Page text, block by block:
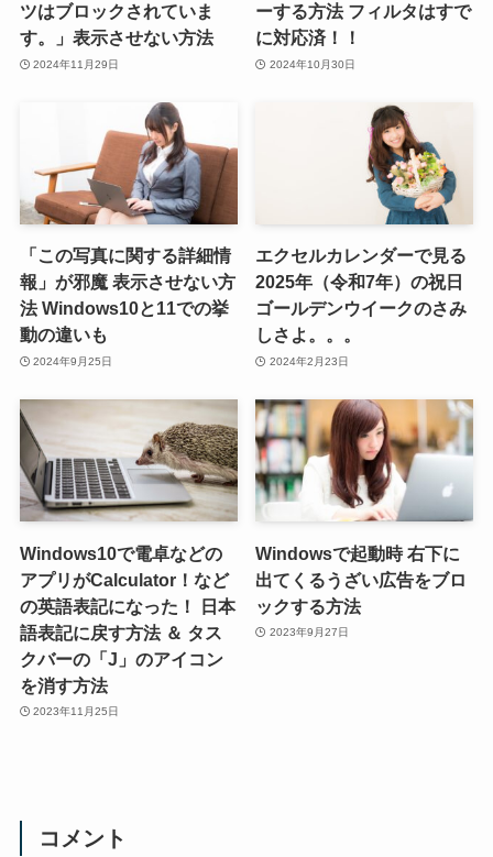
ツはブロックされていま
す。」表示させない方法
2024年11月29日
ーする方法 フィルタはすで
に対応済！！
2024年10月30日
「この写真に関する詳細情
報」が邪魔 表示させない方
法 Windows10と11での挙
動の違いも
2024年9月25日
エクセルカレンダーで見る
2025年（令和7年）の祝日
ゴールデンウイークのさみ
しさよ。。。
2024年2月23日
Windows10で電卓などの
アプリがCalculator！など
の英語表記になった！ 日本
語表記に戻す方法 ＆ タス
クバーの「J」のアイコン
を消す方法
2023年11月25日
Windowsで起動時 右下に
出てくるうざい広告をブロ
ックする方法
2023年9月27日
コメント